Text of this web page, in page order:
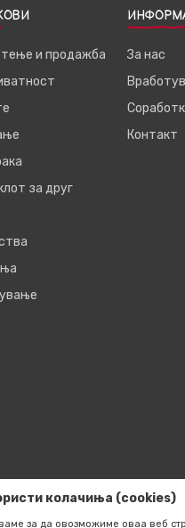
и продажба
за друг
За нас
Контакт
колачиња (cookies)
за да овозможиме оваа веб